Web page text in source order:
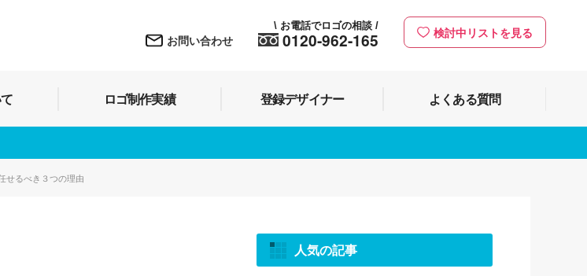
お問い合わせ 0120-962-165
\ お電話でロゴの相談/ 検討中リストを見る
ロゴ制作実績 登録デザイナー よくある質問
せるべき３つの理由
人気の記事